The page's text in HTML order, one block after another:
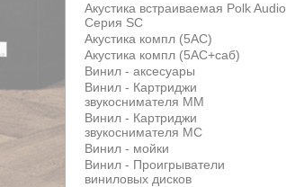
Акустика встраиваемая Polk Audio
Серия SC
Акустика компл (5АС)
Акустика компл (5АС+саб)
Винил - аксесуары
Винил - Картриджи
звукоснимателя MM
Винил - Картриджи
звукоснимателя MС
Винил - мойки
Винил - Проигрыватели
виниловых дисков